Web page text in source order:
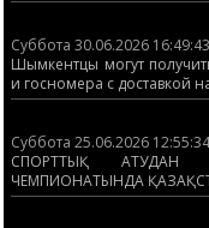
Суббота 30.06.2026 16:49:43
Шымкентцы могут
и госномера с доставкой
Суббота 25.06.2026 12:55:34
СПОРТТЫҚ АТУДАН
ЧЕМПИОНАТЫНДА